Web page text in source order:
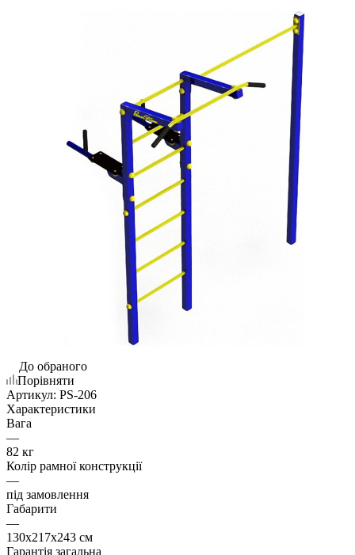
До обраного
Порівняти
Артикул: PS-206
Характеристики
Вага
—
82 кг
Колір рамної конструкції
—
під замовлення
Габарити
—
130х217х243 см
Гарантія загальна